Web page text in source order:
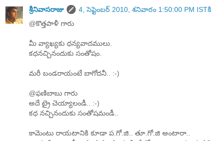
శ్రీనివాసరాజు
4, సెప్టెంబర్ 2010, శనివారం 1:50:00 PM ISTకి
@కొత్తపాళీ గారు
మీ వ్యాఖ్యకు ధన్యవాదములు.
కధనచ్చినందుకు సంతోషం.
మరీ బండరాయంటే బాగోదనీ.. :-)
@ఫణిబాబు గారు
అదే ట్రై చెయ్యాలండీ.. :-)
కధ నచ్చినందుకు సంతోషమండీ..
కామెంటు రాయటానికి కూడా ప.గో.జి.. తూ.గో.జి అంటారా..